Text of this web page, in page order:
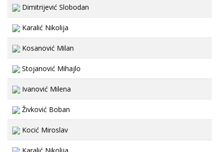
Dimitrijević Slobodan
Karalić Nikolija
Kosanović Milan
Stojanović Mihajlo
Ivanović Milena
Živković Boban
Kocić Miroslav